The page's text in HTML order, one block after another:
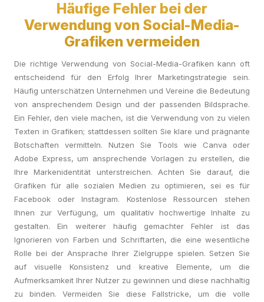
Häufige Fehler bei der
Verwendung von Social-Media-
Grafiken vermeiden
Die richtige Verwendung von Social-Media-Grafiken kann oft
entscheidend für den Erfolg Ihrer Marketingstrategie sein.
Häufig unterschätzen Unternehmen und Vereine die Bedeutung
von ansprechendem Design und der passenden Bildsprache.
Ein Fehler, den viele machen, ist die Verwendung von zu vielen
Texten in Grafiken; stattdessen sollten Sie klare und prägnante
Botschaften vermitteln. Nutzen Sie Tools wie Canva oder
Adobe Express, um ansprechende Vorlagen zu erstellen, die
Ihre Markenidentität unterstreichen. Achten Sie darauf, die
Grafiken für alle sozialen Medien zu optimieren, sei es für
Facebook oder Instagram. Kostenlose Ressourcen stehen
Ihnen zur Verfügung, um qualitativ hochwertige Inhalte zu
gestalten. Ein weiterer häufig gemachter Fehler ist das
Ignorieren von Farben und Schriftarten, die eine wesentliche
Rolle bei der Ansprache Ihrer Zielgruppe spielen. Setzen Sie
auf visuelle Konsistenz und kreative Elemente, um die
Aufmerksamkeit Ihrer Nutzer zu gewinnen und diese nachhaltig
zu binden. Vermeiden Sie diese Fallstricke, um die volle